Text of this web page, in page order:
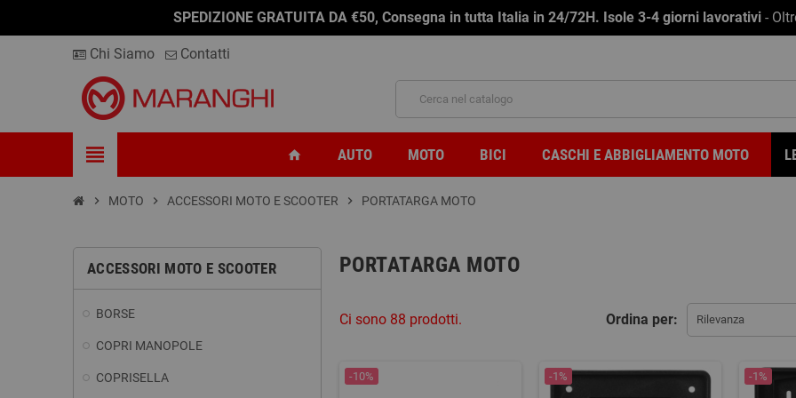
SPEDIZIONE GRATUITA DA €50, Consegna in tutta Italia in 24/72H. Isole 3-4 giorni lavorativi -
Chi Siamo Contatti
view_headline home AUTO MOTO BICI CASCHI E ABBIGLIAMENTO MOTO
chevron_right MOTO chevron_right ACCESSORI MOTO E SCOOTER chevron_right PORTATARGA MOTO
ACCESSORI MOTO E SCOOTER
BORSE
COPRI MANOPOLE
COPRISELLA
PORTATARGA MOTO
Ordina per: Rilevanza
Ci sono 88 prodotti.
-10% -1% -1%